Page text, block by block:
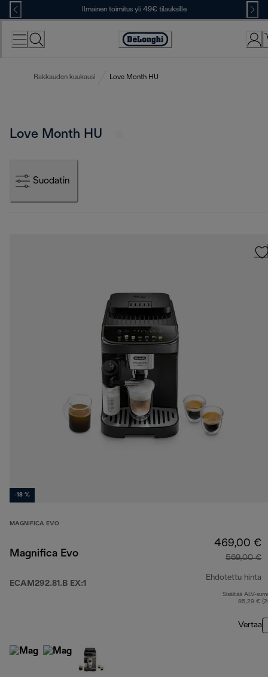
Skip
to
Content
Ilmainen toimitus yli 49€ tilauksille
Accessibility
Rakkauden kuukausi Love Month HU
Love Month HU
Suodatin
-18 %
MAGNIFICA EVO
Magnifica Evo
ECAM292.81.B EX:1
469,00 €
569,00 €
Ehdotettu hinta
Sisältää ALV-
95,29 €
Vertaa